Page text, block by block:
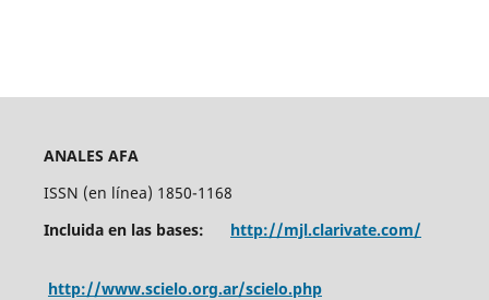
ANALES AFA
ISSN (en línea) 1850-1168
Incluida en las bases: http://mjl.clarivate.com/
http://www.scielo.org.ar/scielo.php